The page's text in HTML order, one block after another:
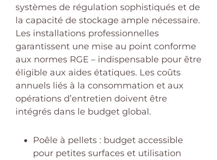
systèmes de régulation sophistiqués et de
la capacité de stockage ample nécessaire.
Les installations professionnelles
garantissent une mise au point conforme
aux normes RGE – indispensable pour être
éligible aux aides étatiques. Les coûts
annuels liés à la consommation et aux
opérations d’entretien doivent être
intégrés dans le budget global.
Poêle à pellets : budget accessible
pour petites surfaces et utilisation